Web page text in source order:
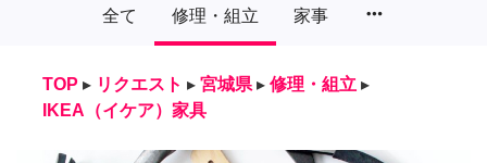
全て 修理・組立 家事 more_horiz
TOP ▸ リクエスト ▸ 宮城県 ▸ 修理・組立 ▸
IKEA（イケア）家具